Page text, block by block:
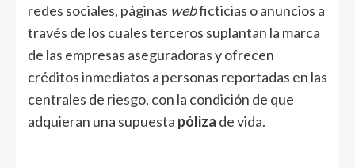
redes sociales, páginas webficticias o anuncios a
través de los cuales terceros suplantan la marca
de las empresas aseguradoras y ofrecen
créditos inmediatos a personas reportadas en las
centrales de riesgo, con la condición de que
adquieran una supuesta póliza de vida.